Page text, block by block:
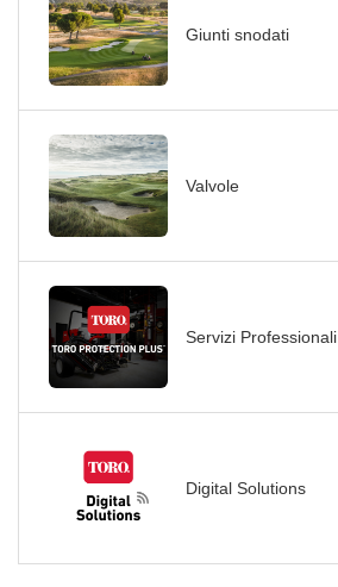
Giunti snodati
Valvole
Servizi Professionali
Digital Solutions